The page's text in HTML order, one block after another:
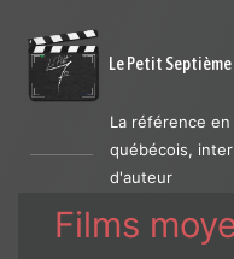
Le Petit Septième
La référence en
québécois,
d'auteur
Films